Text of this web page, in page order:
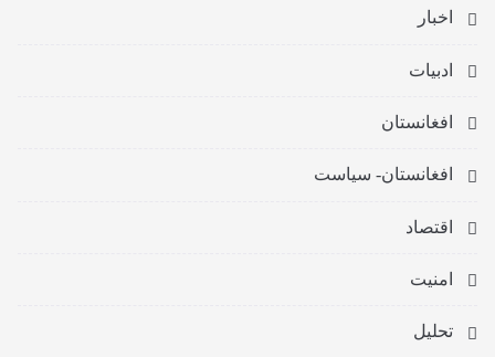
اخبار
ادبیات
افغانستان
افغانستان- سیاست
اقتصاد
امنیت
تحلیل